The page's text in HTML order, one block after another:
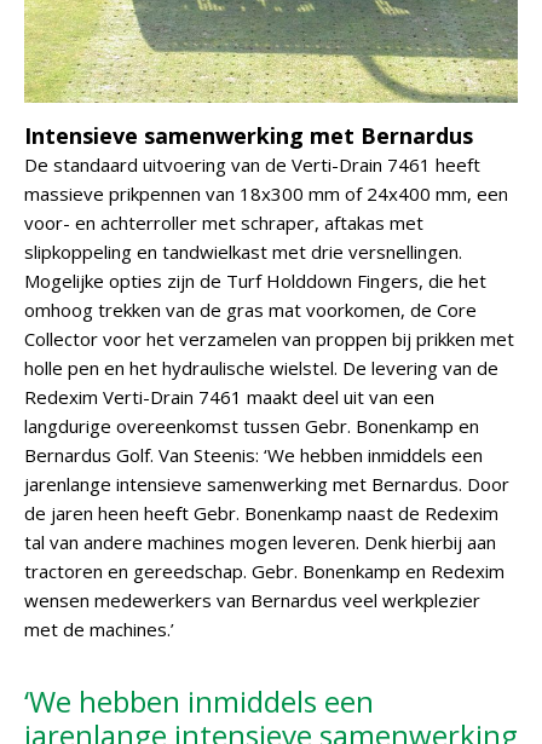
Intensieve samenwerking met Bernardus
De standaard uitvoering van de Verti-Drain 7461 heeft
massieve prikpennen van 18x300 mm of 24x400 mm, een
voor- en achterroller met schraper, aftakas met
slipkoppeling en tandwielkast met drie versnellingen.
Mogelijke opties zijn de Turf Holddown Fingers, die het
omhoog trekken van de gras mat voorkomen, de Core
Collector voor het verzamelen van proppen bij prikken met
holle pen en het hydraulische wielstel. De levering van de
Redexim Verti-Drain 7461 maakt deel uit van een
langdurige overeenkomst tussen Gebr. Bonenkamp en
Bernardus Golf. Van Steenis: ‘We hebben inmiddels een
jarenlange intensieve samenwerking met Bernardus. Door
de jaren heen heeft Gebr. Bonenkamp naast de Redexim
tal van andere machines mogen leveren. Denk hierbij aan
tractoren en gereedschap. Gebr. Bonenkamp en Redexim
wensen medewerkers van Bernardus veel werkplezier
met de machines.’
‘We hebben inmiddels een
jarenlange intensieve samenwerking